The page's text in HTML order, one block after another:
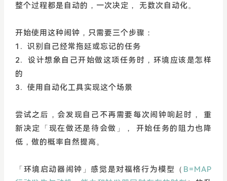
整个过程都是自动的，一次决定， 无数次自动化。
开始使用这种闹钟，只需要三个步骤：
1. 识别自己经常拖延或忘记的任务
2. 设计想象自己开始做这项任务时，环境应该是怎样
的
3. 使用自动化工具实现这个场景
尝试之后，会发现自己不再需要每次闹钟响起时， 重
新决定「现在做还是待会做」， 开始任务的阻力也降
低，做的概率自然提高。
「环境启动器闹钟」感觉是对福格行为模型（ B=MAP